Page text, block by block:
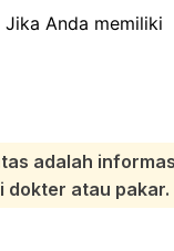
Anda memiliki
adalah
dokter atau pakar.